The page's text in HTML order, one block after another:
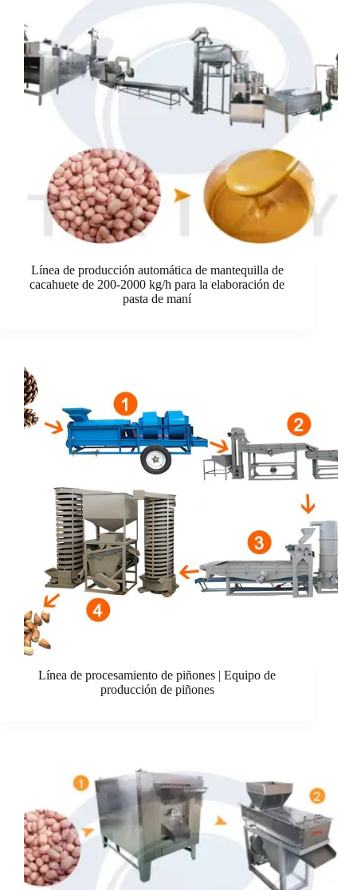
Línea de producción automática de mantequilla de
cacahuete de 200-2000 kg/h para la elaboración de
pasta de maní
Línea de procesamiento de piñones | Equipo de
producción de piñones